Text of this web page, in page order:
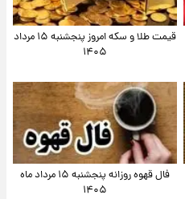
قیمت طلا و سکه امروز پنجشنبه ۱۵ مرداد
۱۴۰۵
فال قهوه روزانه پنجشنبه ۱۵ مرداد ماه
۱۴۰۵